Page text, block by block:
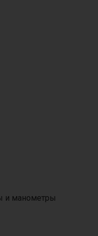
и манометры